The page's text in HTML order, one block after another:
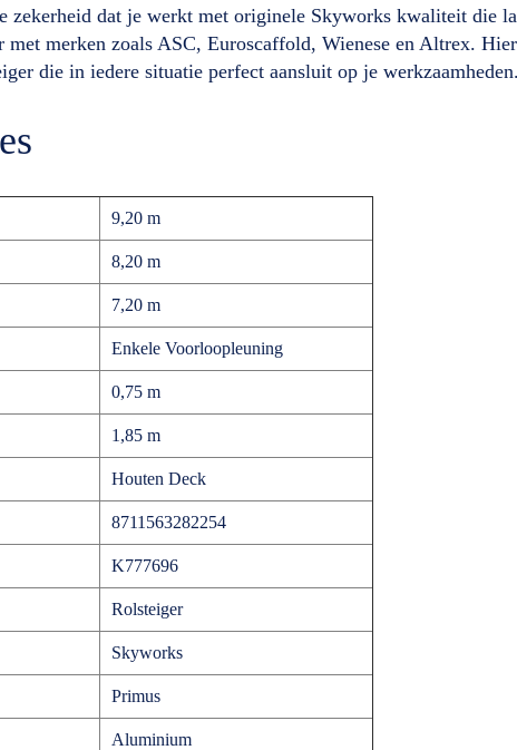
zekerheid dat je werkt met originele Skyworks kwaliteit die
merken zoals ASC, Euroscaffold, Wienese en Altrex.
die in iedere situatie perfect aansluit op je werkzaamheden.
9,20 m
8,20 m
7,20 m
Enkele Voorloopleuning
0,75 m
1,85 m
Houten Deck
8711563282254
K777696
Rolsteiger
Skyworks
Primus
Aluminium